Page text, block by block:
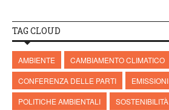
TAG CLOUD
AMBIENTE
CAMBIAMENTO CLIMATICO
CONFERENZA DELLE PARTI
EMISSIONI
POLITICHE AMBIENTALI
SOSTENIBILITÀ